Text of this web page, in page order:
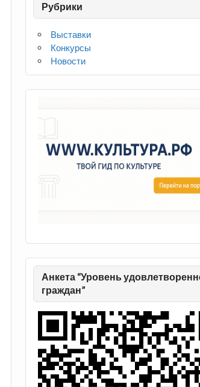
Рубрики
Выставки
Конкурсы
Новости
Анкета “Уровень
граждан”